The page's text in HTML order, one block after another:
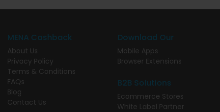
MENA Cashback
About Us
Privacy Policy
Terms & Conditions
FAQs
Blog
Contact Us
Download Our
Mobile Apps
Browser Extensions
B2B Solutions
Ecommerce Stores
White Label Partner